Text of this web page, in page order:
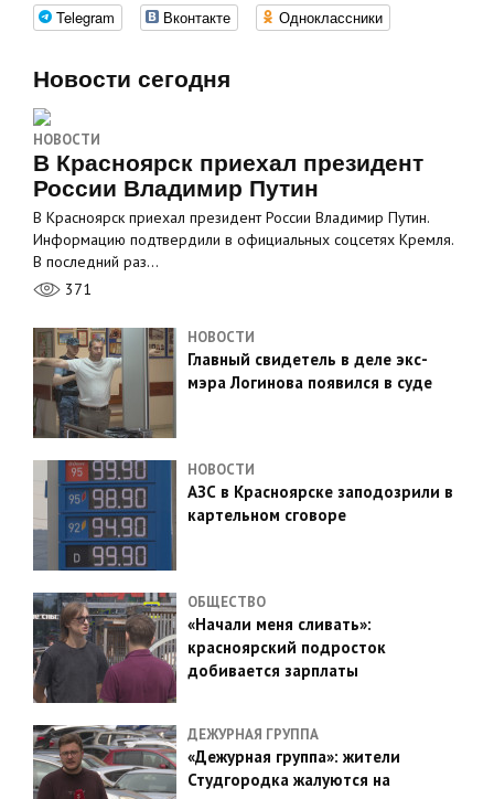
Telegram Вконтакте Одноклассники
Новости сегодня
НОВОСТИ
В Красноярск приехал президент
России Владимир Путин
В Красноярск приехал президент России Владимир Путин.
Информацию подтвердили в официальных соцсетях Кремля.
В последний раз…
371
НОВОСТИ
Главный свидетель в деле экс-
мэра Логинова появился в суде
НОВОСТИ
АЗС в Красноярске заподозрили в
картельном сговоре
ОБЩЕСТВО
«Начали меня сливать»:
красноярский подросток
добивается зарплаты
ДЕЖУРНАЯ ГРУППА
«Дежурная группа»: жители
Студгородка жалуются на